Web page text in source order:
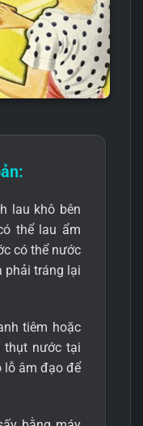
mông giả tốt nhất rẻ
Bạn có thể cố định
tư thế quan hệ rảnh
khích hơn bao giờ
lau khô bên
thể lau ẩm
có thể nước
phải tráng lại
tiêm hoặc
thụt nước tại
lỗ âm đạo để